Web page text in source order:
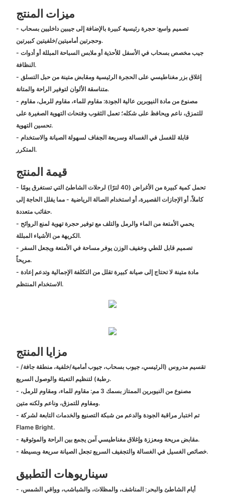
ميزات المنتج
- تصميم واسع: حجرة رئيسية كبيرة بالإضافة إلى جيبين داخليين بسحاب
وحجرتين أماميتين/خلفيتين كبيرتين.
- جيب مخصص بسحاب في الأسفل للأحذية أو ملابس السباحة المبللة أو أدوات
النظافة.
- إغلاق بزر مغناطيسي على الحجرة الرئيسية ومقابض متينة من حبل التسلق
متناسقة الألوان لتوفير الراحة والمتانة.
- مصنوع من مادة النيوبرين عالية الجودة: مقاوم للماء، مقاوم للرمل، مقاوم
للتمزق، ناعم ويحافظ على شكله؛ تعمل الثقوب وفتحات التهوية الصغيرة على
تحسين التهوية.
- قابلة للغسل في الغسالة وسريعة الجفاف لسهولة الصيانة والاستخدام
المتكرر.
قيمة المنتج
- تحمل كمية كبيرة من الأغراض (40 لترًا) لرحلات الشاطئ التي تستغرق يومًا
كاملاً، أو الإجازات القصيرة، أو استخدام الصالة الرياضية - مما يقلل الحاجة إلى
حقائب متعددة.
- يحمي الأمتعة من الماء والرمل والتلف مع توفير حجرة تهوية لمنع الروائح
الكريهة من الأشياء المبللة.
- تصميم قابل للطي وخفيف الوزن يوفر مساحة في الأمتعة ويجعل السفر
مريحاً.
- مادة متينة لا تحتاج إلى صيانة كبيرة تقلل من التكلفة الإجمالية وتدعم إعادة
الاستخدام المنتظم.
مزايا المنتج
- تقسيم مدروس (الرئيسي، جيوب بسحاب، جيوب أمامية/خلفية، منطقة جافة/
رطبة) لتنظيم التعبئة والوصول السريع.
- مصنوع من النيوبرين الممتاز بسمك 3 مم: مقاوم للماء، ومقاوم للرمل،
ومقاوم للتمزق، وناعم ولكنه متين.
- تم اختبار مراقبة الجودة والدعم من شبكة التصنيع والخدمات التابعة لشركة
Flame Bright.
- مقابض مريحة ومعززة وإغلاق مغناطيسي آمن يجمع بين الراحة والموثوقية.
- خصائص الغسيل في الغسالة والتجفيف السريع تجعل الصيانة سريعة وبسيطة.
سيناريوهات التطبيق
- أيام الشاطئ والبحر: المناشف، والمظلات، والشباشب، وواقي الشمس،